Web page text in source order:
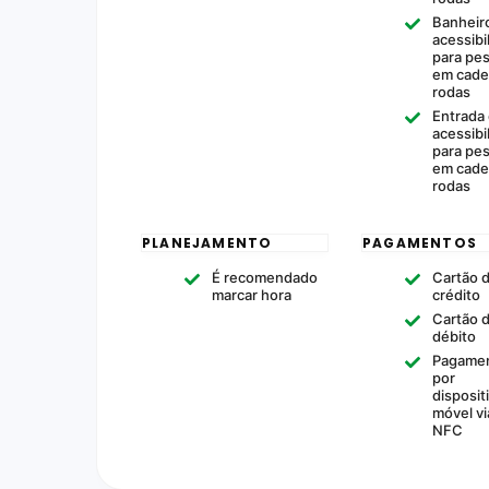
para
em
rodas
Entrada
para
em
rodas
PLANEJAMENTO
É recomendado
marcar hora
PAGAMENTOS
Cartão
crédito
Cartão
débito
por
móvel
NFC